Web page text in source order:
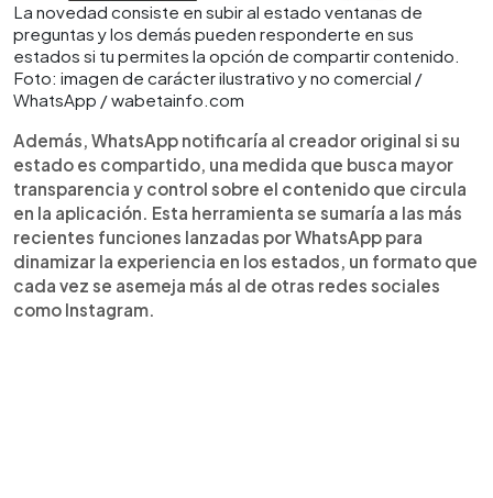
La novedad consiste en subir al estado ventanas de
preguntas y los demás pueden responderte en sus
estados si tu permites la opción de compartir contenido.
Foto: imagen de carácter ilustrativo y no comercial /
WhatsApp / wabetainfo.com
Además, WhatsApp notificaría al creador original si su
estado es compartido, una medida que busca mayor
transparencia y control sobre el contenido que circula
en la aplicación. Esta herramienta se sumaría a las más
recientes funciones lanzadas por WhatsApp para
dinamizar la experiencia en los estados, un formato que
cada vez se asemeja más al de otras redes sociales
como Instagram.